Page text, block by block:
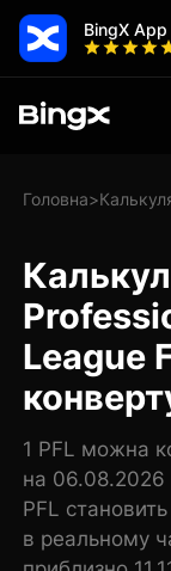
BingX App
Головна>
League
1 PFL можна
на 06.08.2026
PFL
в реальному